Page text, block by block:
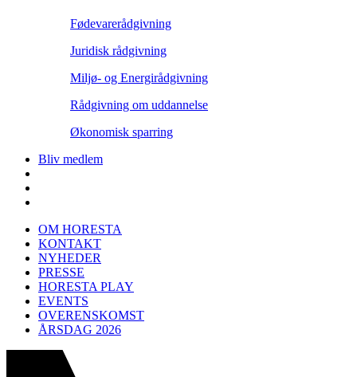
Fødevarerådgivning
Juridisk rådgivning
Miljø- og Energirådgivning
Rådgivning om uddannelse
Økonomisk sparring
Bliv medlem
OM HORESTA
KONTAKT
NYHEDER
PRESSE
HORESTA PLAY
EVENTS
OVERENSKOMST
ÅRSDAG 2026